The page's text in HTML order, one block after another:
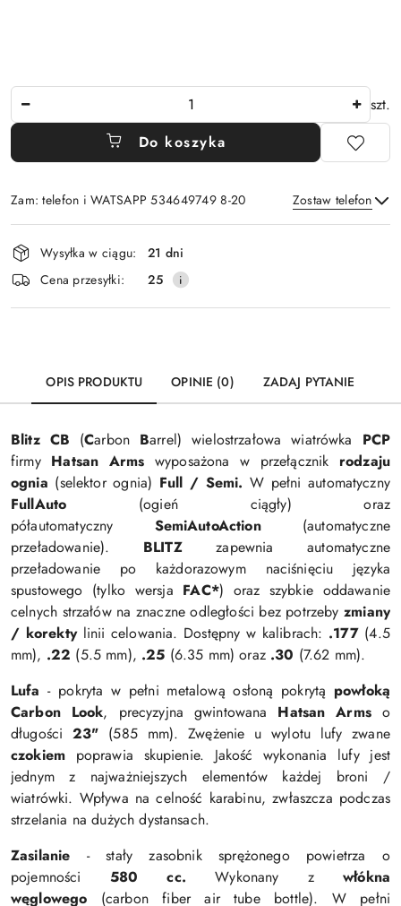
szt.
Do koszyka
Zam: telefon i WATSAPP 534649749 8-20 Zostaw telefon
Wyślij
Dostępność
i
dostawa
Wysyłka w ciągu:
21 dni
Cena przesyłki:
25
OPIS PRODUKTU OPINIE (0) ZADAJ PYTANIE
Blitz CB (Carbon Barrel)wielostrzałowa wiatrówka PCP
firmy Hatsan Arms wyposażona w przełącznik rodzaju
ognia (selektor ognia) Full / Semi. W pełni automatyczny
FullAuto (ogień ciągły) oraz
półautomatyczny SemiAutoAction(automatyczne
przeładowanie). BLITZzapewnia automatyczne
przeładowanie po każdorazowym naciśnięciu języka
spustowego (tylko wersja FAC*) oraz szybkie oddawanie
celnych strzałów na znaczne odległości bez potrzebyzmiany
/ korektylinii celowania. Dostępny w kalibrach: .177(4.5
mm), .22 (5.5 mm), .25 (6.35 mm) oraz.30 (7.62 mm).
Lufa - pokryta w pełni metalową osłoną pokrytą powłoką
Carbon Look, precyzyjna gwintowana Hatsan Arms o
długości 23" (585 mm). Zwężenie u wylotu lufy zwane
czokiem poprawia skupienie. Jakość wykonania lufy jest
jednym z najważniejszych elementów każdej broni /
wiatrówki. Wpływa na celność karabinu, zwłaszcza podczas
strzelania na dużych dystansach.
Zasilanie - stały zasobnik sprężonego powietrza
o
pojemności 580 cc.Wykonany z
włókna
węglowego (carbon fiber air tube bottle). W pełni